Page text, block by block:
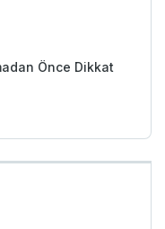
Önce Dikkat